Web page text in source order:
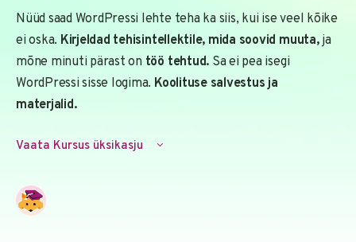
Nüüd saad WordPressi lehte teha ka siis, kui ise veel kõike
ei oska. Kirjeldad tehisintellektile, mida soovid muuta,ja
mõne minuti pärast on töö tehtud. Sa ei pea isegi
WordPressi sisse logima. Koolituse salvestus ja
materjalid.
Vaata Kursus üksikasju